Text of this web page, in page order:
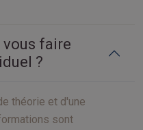
vous faire
?
théorie et d'une
sont